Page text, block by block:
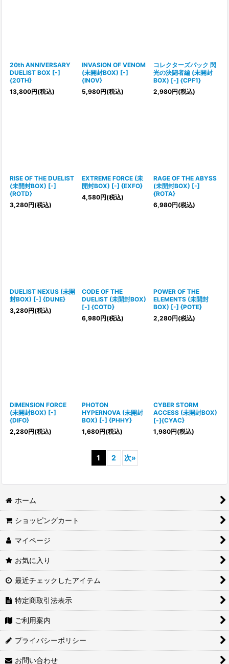
20th ANNIVERSARY
DUELIST BOX [-]
{20TH}
13,800円(税込)
INVASION OF VENOM
(未開封BOX) [-]
{INOV}
5,980円(税込)
コレクターズパック 閃
光の決闘者編 (未開封
BOX) [-] {CPF1}
2,980円(税込)
RISE OF THE DUELIST
(未開封BOX) [-]
{ROTD}
3,280円(税込)
EXTREME FORCE (未
開封BOX) [-] {EXFO}
4,580円(税込)
RAGE OF THE ABYSS
(未開封BOX) [-]
{ROTA}
6,980円(税込)
DUELIST NEXUS (未開
封BOX) [-] {DUNE}
3,280円(税込)
CODE OF THE
DUELIST (未開封BOX)
[-] {COTD}
6,980円(税込)
POWER OF THE
ELEMENTS (未開封
BOX) [-] {POTE}
2,280円(税込)
DIMENSION FORCE
(未開封BOX) [-]
{DIFO}
2,280円(税込)
PHOTON
HYPERNOVA (未開封
BOX) [-] {PHHY}
1,680円(税込)
CYBER STORM
ACCESS (未開封BOX)
[-]{CYAC}
1,980円(税込)
1 2 次»
ホーム
ショッピングカート
マイページ
お気に入り
最近チェックしたアイテム
特定商取引法表示
ご利用案内
プライバシーポリシー
お問い合わせ